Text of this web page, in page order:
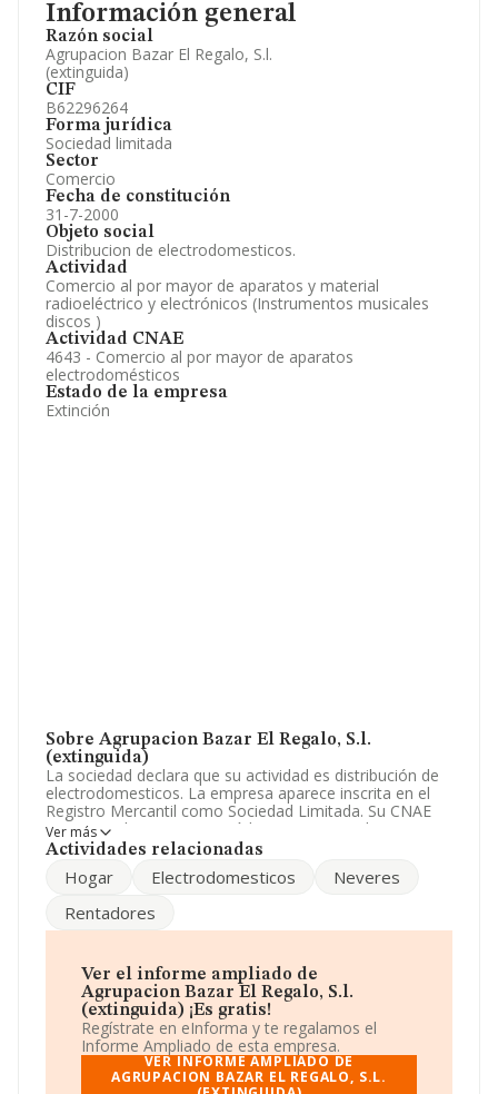
Información general
Razón social
Agrupacion Bazar El Regalo, S.l.
(extinguida)
CIF
B62296264
Forma jurídica
Sociedad limitada
Sector
Comercio
Fecha de constitución
31-7-2000
Objeto social
Distribucion de electrodomesticos.
Actividad
Comercio al por mayor de aparatos y material
radioeléctrico y electrónicos (Instrumentos musicales
discos )
Actividad CNAE
4643 - Comercio al por mayor de aparatos
electrodomésticos
Estado de la empresa
Extinción
Sobre Agrupacion Bazar El Regalo, S.l.
(extinguida)
La sociedad declara que su actividad es distribución de
electrodomesticos. La empresa aparece inscrita en el
Registro Mercantil como Sociedad Limitada. Su CNAE
corresponde a 4643 con código 'Comercio al por mayor
de aparatos electrodomésticos'. La sociedad no tiene
de 6 de mayo de 2003, sobre la definición de
microempresas, pequeñas y medianas empresas, la
Respecto al rendimiento deAgrupacion Bazar El
Regalo, S.L. (extinguida)en 2016, comparado con el
año anterior, ha decrecido un 58% en ventas. Ha
contado con el mismo número de empleados y
atendiendo a los datos disponibles en INFORMA, el
número de empleados de la compañía ha estado por
debajo de la media de sector.
Ver más
Actividades relacionadas
Hogar Electrodomesticos
Neveres
Rentadores
Ver el informe ampliado de
Agrupacion Bazar El Regalo, S.l.
(extinguida) ¡Es gratis!
Regístrate en eInforma y te regalamos el
Informe Ampliado de esta empresa.
VER INFORME AMPLIADO DE
AGRUPACION BAZAR EL REGALO, S.L.
Artículos de prensa publicados sobre la empresa.
Información oficial y registral complementaria.